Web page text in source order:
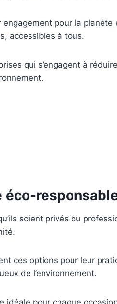
pour la
accessibles à tous.
qui s’engagent à
éco-
soient privés ou
ces options pour leur
de l’environnement.